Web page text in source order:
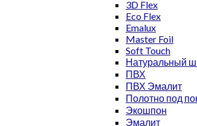
3D Flex
Eco Flex
Emalux
Master Foil
Soft Touch
Натуральный
ПВХ
ПВХ Эмалит
Полотно под
Экошпон
Эмалит